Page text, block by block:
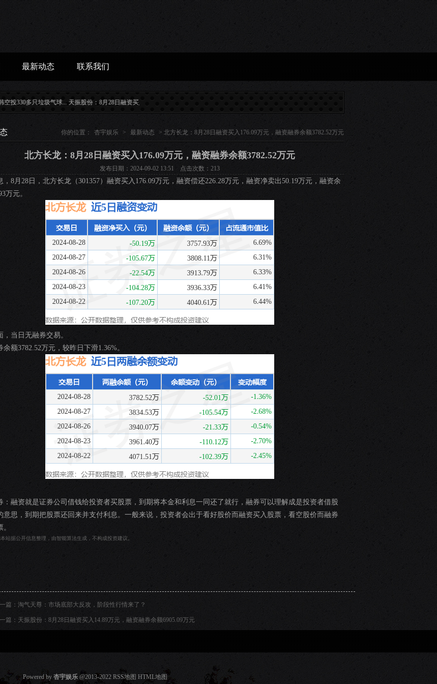
最新动态 联系我们
多只垃圾气球... 天振股份：8月28日融资买入14.89万元，融资融券余额6905.09万元...
你的位置： 杏宇娱乐 > 最新动态 > 北方长龙：8月28日融资买入176.09万元，融资融券余额3782.52万元
北方长龙：8月28日融资买入176.09万元，融资融券余额3782.52万元
发布日期：2024-09-02 13:51 点击次数：213
，8月28日，北方长龙（301357）融资买入176.09万元，融资偿还226.28万元，融资净卖出50.19万元，融资余
万元。
，当日无融券交易。
余额3782.52万元，较昨日下滑1.36%。
：融资就是证券公司借钱给投资者买股票，到期将本金和利息一同还了就行，融券可以理解成是投资者借股
意思，到期把股票还回来并支付利息。一般来说，投资者会出于看好股价而融资买入股票，看空股价而融券
站据公开信息整理，由智能算法生成，不构成投资建议。
一篇： 淘气天尊：市场底部大反攻，阶段性行情来了？
篇： 天振股份：8月28日融资买入14.89万元，融资融券余额6905.09万元
Powered by 杏宇娱乐 @2013-2022 RSS地图 HTML地图